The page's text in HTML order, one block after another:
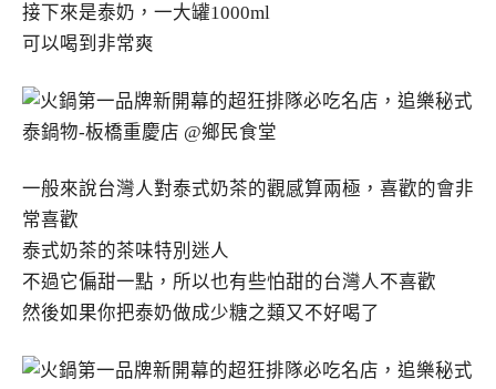
接下來是泰奶，一大罐1000ml
可以喝到非常爽
一般來說台灣人對泰式奶茶的觀感算兩極，喜歡的會非
常喜歡
泰式奶茶的茶味特別迷人
不過它偏甜一點，所以也有些怕甜的台灣人不喜歡
然後如果你把泰奶做成少糖之類又不好喝了